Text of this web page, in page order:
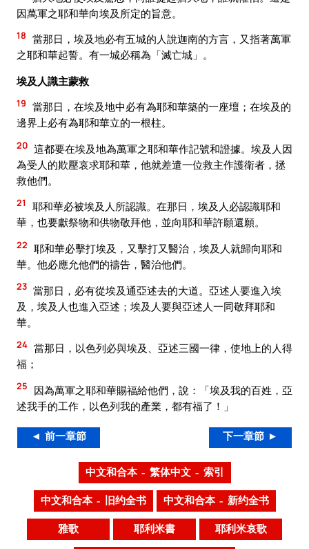
因萬軍之耶和華向埃及所定的旨意。
18 當那日，埃及地必有五城的人說迦南的方言，又指著萬軍
之耶和華起誓。有一城必稱為「滅亡城」。
埃及人識主蒙救
19 當那日，在埃及地中必有為耶和華築的一座壇；在埃及的
邊界上必有為耶和華立的一根柱。
20 這都要在埃及地為萬軍之耶和華作記號和證據。埃及人因
為受人的欺壓哀求耶和華，他就差遣一位救主作護衛者，拯
救他們。
21
耶和華必被埃及人所認識。在那日，埃及人必認識耶和
華，也要獻祭物和供物敬拜他，並向耶和華許願還願。
22 耶和華必擊打埃及，又擊打又醫治，埃及人就歸向耶和
華。他必應允他們的禱告，醫治他們。
23 當那日，必有從埃及通亞述去的大道。亞述人要進入埃
及，埃及人也進入亞述；埃及人要與亞述人一同敬拜耶和
華。
24 當那日，以色列必與埃及、亞述三國一律，使地上的人得
福；
25
因為萬軍之耶和華賜福給他們，說：「埃及我的百姓，亞
述我手的工作，以色列我的產業，都有福了！」
◄ 前一章節 下一章節 ►
中文和合本 – 繁体中文 – 索引
中文和合本 – 旧约全书 中文和合本 – 新约全书
雅歌 耶利米書 耶利米哀歌